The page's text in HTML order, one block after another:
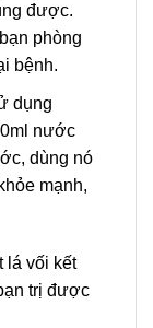
được.
phòng
bệnh.
dụng
nước
dùng nó
mạnh,
lá vối kết
trị được